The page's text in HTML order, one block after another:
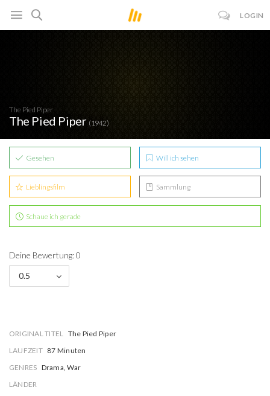
LOGIN
The Pied Piper
The Pied Piper (1942)
Gesehen Will ich sehen
Lieblingsfilm Sammlung
Schaue ich gerade
Deine Bewertung: 0
0.5
ORIGINAL TITEL The Pied Piper
LAUFZEIT 87 Minuten
GENRES Drama, War
LÄNDER